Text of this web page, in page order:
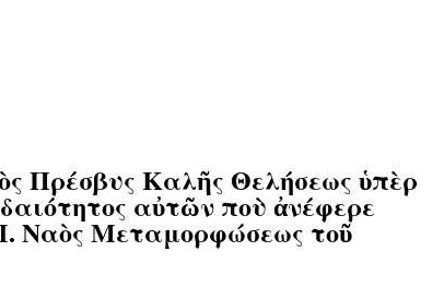
Πρέσβυς Καλῆς Θελήσεως ὑπὲρ
αὐτῶν ποὺ ἀνέφερε
Ναὸς Μεταμορφώσεως τοῦ